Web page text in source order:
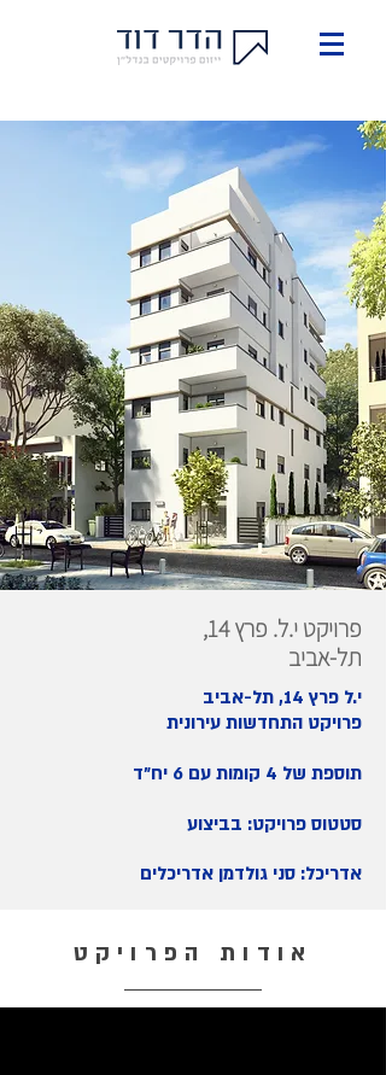
אודות הפרויקט
פרויקט י.ל. פרץ 14,
תל-אביב
י.ל פרץ 14, תל-אביב
פרויקט התחדשות עירונית
תוספת של 4 קומות עם 6 יח״ד
סטטוס פרויקט: בביצוע
אדריכל: סני גולדמן אדריכלים